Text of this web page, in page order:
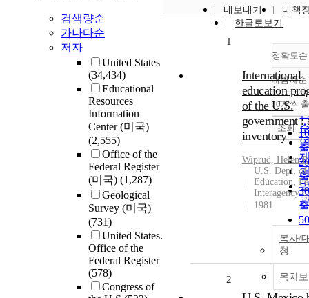
검색량순
가나다순
저자
United States
(34,434)
Educational
Resources
Information
Center (미국)
(2,555)
Office of the
Federal Register
(미국) (1,287)
Geological
Survey (미국)
(731)
United States.
Office of the
Federal Register
(578)
Congress of
내보내기
내책
한글로보기
정확도순
내림차순
10개씩
조회
1
International
education
of the U.S.
government :
inventory
Wiprud, Helen R
U.S. Dept. of
Education,
Interagency
1981
복사/
청
목차
2